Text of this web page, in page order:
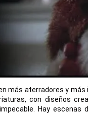
más aterradores y
con diseños
Hay escenas